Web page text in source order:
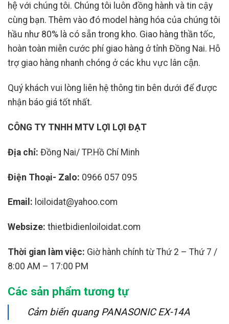
hệ với chúng tôi. Chúng tôi luôn đồng hành và tin cậy
cùng bạn. Thêm vào đó model hàng hóa của chúng tôi
hầu như 80% là có sẵn trong kho. Giao hàng thần tốc,
hoàn toàn miễn cước phí giao hàng ở tỉnh Đồng Nai. Hỗ
trợ giao hàng nhanh chóng ở các khu vực lân cận.
Quý khách vui lòng liên hệ thông tin bên dưới để được
nhận báo giá tốt nhất.
CÔNG TY TNHH MTV LỢI LỢI ĐẠT
Địa chỉ: Đồng Nai/ TP.Hồ Chí Minh
Điện Thoại- Zalo: 0966 057 095
Email: loiloidat@yahoo.com
Websize: thietbidienloiloidat.com
Thời gian làm việc: Giờ hành chính từ Thứ 2 – Thứ 7 /
8:00 AM – 17:00 PM
Các sản phẩm tương tự
Cảm biến quang PANASONIC EX-14A